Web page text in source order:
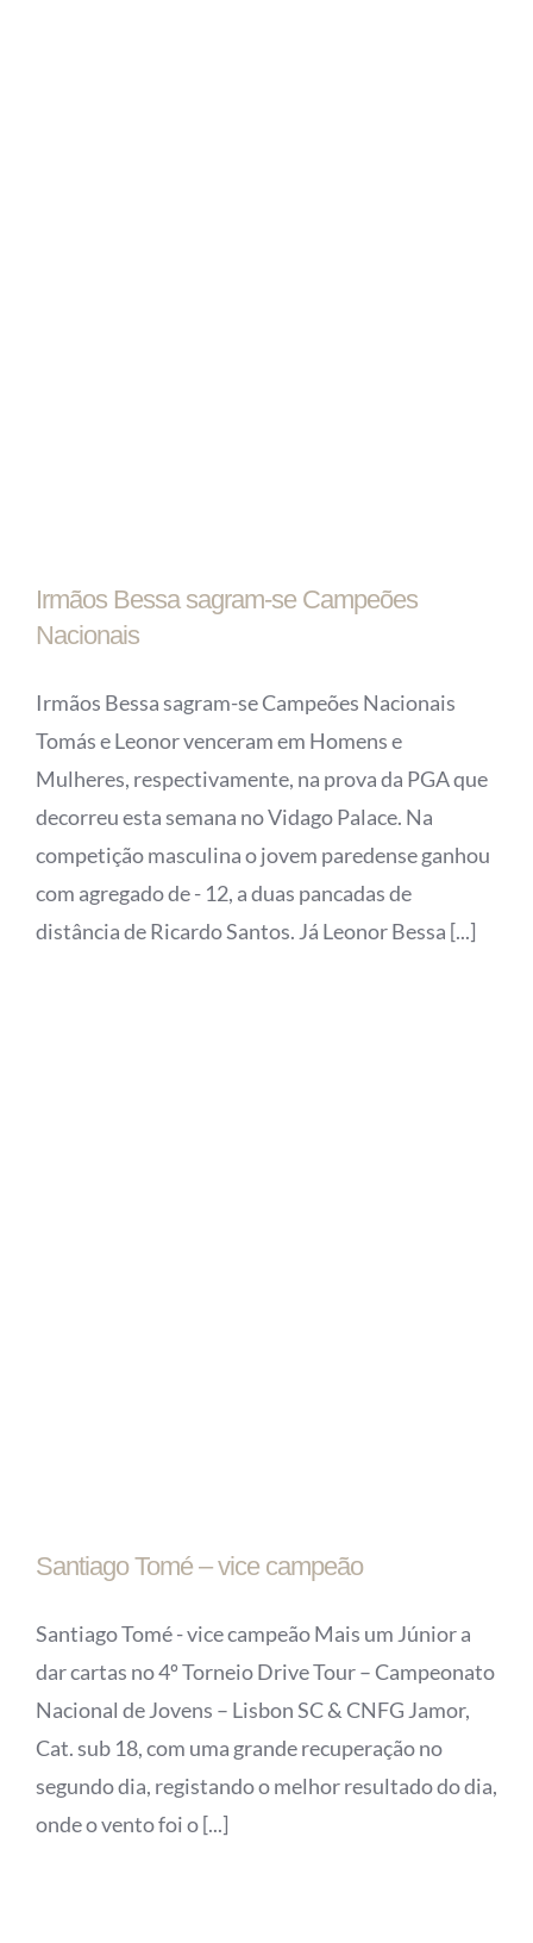
Irmãos Bessa sagram-se Campeões
Nacionais
Irmãos Bessa sagram-se Campeões Nacionais
Tomás e Leonor venceram em Homens e
Mulheres, respectivamente, na prova da PGA que
decorreu esta semana no Vidago Palace. Na
competição masculina o jovem paredense ganhou
com agregado de - 12, a duas pancadas de
distância de Ricardo Santos. Já Leonor Bessa [...]
Santiago Tomé – vice campeão
Santiago Tomé - vice campeão Mais um Júnior a
dar cartas no 4º Torneio Drive Tour – Campeonato
Nacional de Jovens – Lisbon SC & CNFG Jamor,
Cat. sub 18, com uma grande recuperação no
segundo dia, registando o melhor resultado do dia,
onde o vento foi o [...]